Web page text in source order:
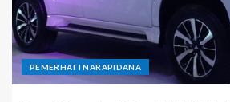
PEMERHATI NARAPIDANA